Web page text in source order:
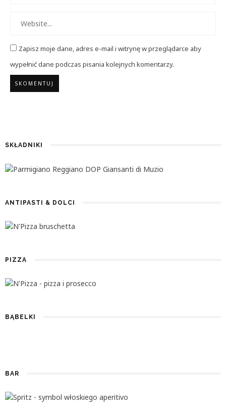
Zapisz moje dane, adres e-mail i witrynę w przeglądarce aby
wypełnić dane podczas pisania kolejnych komentarzy.
SKŁADNIKI
ANTIPASTI & DOLCI
PIZZA
BĄBELKI
BAR